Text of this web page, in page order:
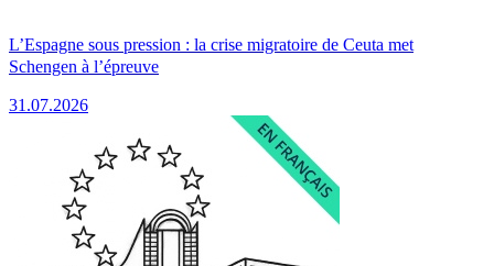
L’Espagne sous pression : la crise migratoire de Ceuta met
Schengen à l’épreuve
31.07.2026